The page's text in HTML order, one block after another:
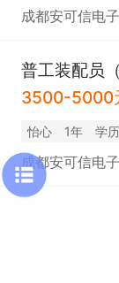
成都安可信电
普工装配员
3500-5000
怡心 1年 学
成都安可信电